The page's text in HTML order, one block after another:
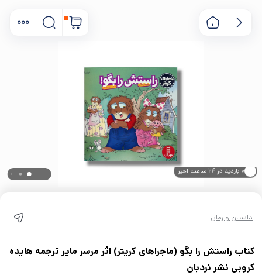
۰ خریدار در ۱ ماه اخیر
داستان و رمان
کتاب راستش را بگو (ماجراهای کریتر) اثر مرسر مایر ترجمه هایده
کروبی نشر نردبان